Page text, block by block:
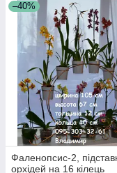
–40%
Фаленопсис-2,
орхідей на 16 кілець